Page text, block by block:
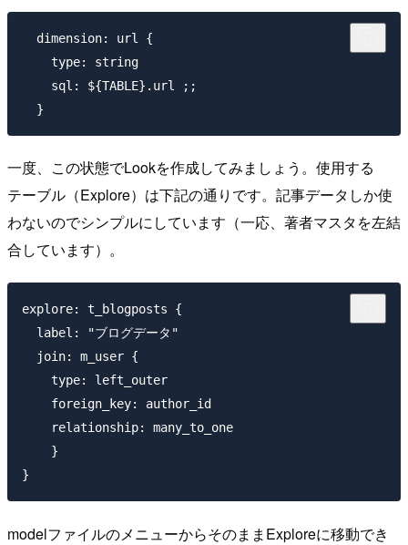
  dimension: url {
    type: string
    sql: ${TABLE}.url ;;
一度、この状態でLookを作成してみましょう。使用する
テーブル（Explore）は下記の通りです。記事データしか使
わないのでシンプルにしています（一応、著者マスタを左結
合しています）。
explore: t_blogposts {
  label: "ブログデータ"
  join: m_user {
    type: left_outer
    foreign_key: author_id
    relationship: many_to_one
    }
modelファイルのメニューからそのままExploreに移動でき